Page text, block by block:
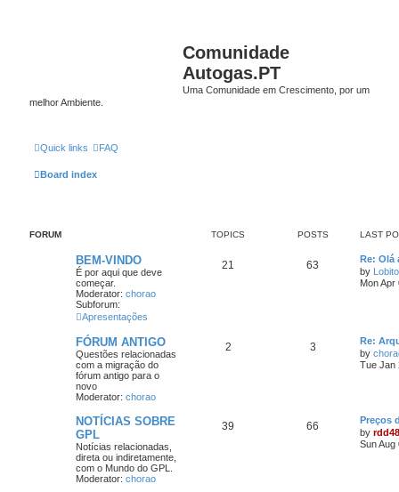
Comunidade
Autogas.PT
Uma Comunidade em Crescimento, por um
melhor Ambiente.
Quick links FAQ
Board index
FORUM TOPICS POSTS LAST
BEM-VINDO
É por aqui que deve
começar.
Moderator: chorao
Subforum:
Apresentações
21 63
Re: Olá
by Lobito
Mon Apr
FÓRUM ANTIGO
Questões relacionadas
com a migração do
fórum antigo para o
novo
Moderator: chorao
2 3
Re:
by
Tue Jan
NOTÍCIAS SOBRE
GPL
Notícias relacionadas,
direta ou indiretamente,
com o Mundo do GPL.
Moderator: chorao
39 66
Preços
by
Sun Aug